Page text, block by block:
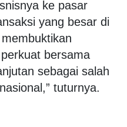
ke pasar
yang besar di
bersama
sebagai salah
tuturnya.